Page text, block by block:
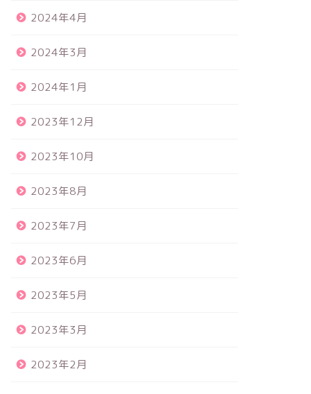
2024年4月
2024年3月
2024年1月
2023年12月
2023年10月
2023年8月
2023年7月
2023年6月
2023年5月
2023年3月
2023年2月